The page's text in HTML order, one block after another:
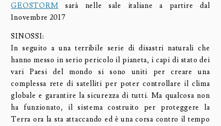
GEOSTORM sarà nelle sale italiane a partire dal
1novembre 2017
SINOSSI:
In seguito a una terribile serie di disastri naturali che
hanno messo in serio pericolo il pianeta, i capi di stato dei
vari Paesi del mondo si sono uniti per creare una
complessa rete di satelliti per poter controllare il clima
globale e garantire la sicurezza di tutti. Ma qualcosa non
ha funzionato, il sistema costruito per proteggere la
Terra ora la sta attaccando ed è una corsa contro il tempo